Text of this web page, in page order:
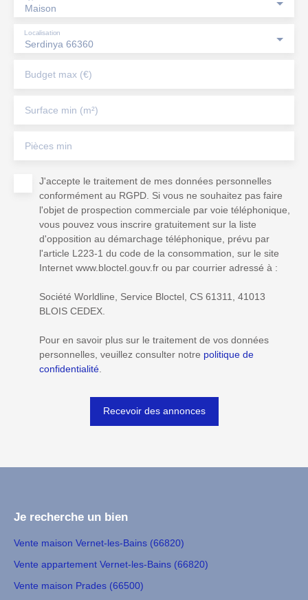
Maison
Serdinya 66360
Localisation
Budget max (€)
Surface min (m²)
Pièces min
J'accepte le traitement de mes données personnelles
conformément au RGPD. Si vous ne souhaitez pas faire
l'objet de prospection commerciale par voie téléphonique,
vous pouvez vous inscrire gratuitement sur la liste
d'opposition au démarchage téléphonique, prévu par
l'article L223-1 du code de la consommation, sur le site
Internet www.bloctel.gouv.fr ou par courrier adressé à :
Société Worldline, Service Bloctel, CS 61311, 41013
BLOIS CEDEX.
Pour en savoir plus sur le traitement de vos données
personnelles, veuillez consulter notre politique de
confidentialité
Recevoir des annonces
Je recherche un bien
Vente maison Vernet-les-Bains (66820)
Vente appartement Vernet-les-Bains (66820)
Vente maison Prades (66500)